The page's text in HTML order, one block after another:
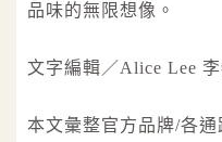
品味的無限想像。
文字編輯／Alice Lee
本文彙整官方品牌/各